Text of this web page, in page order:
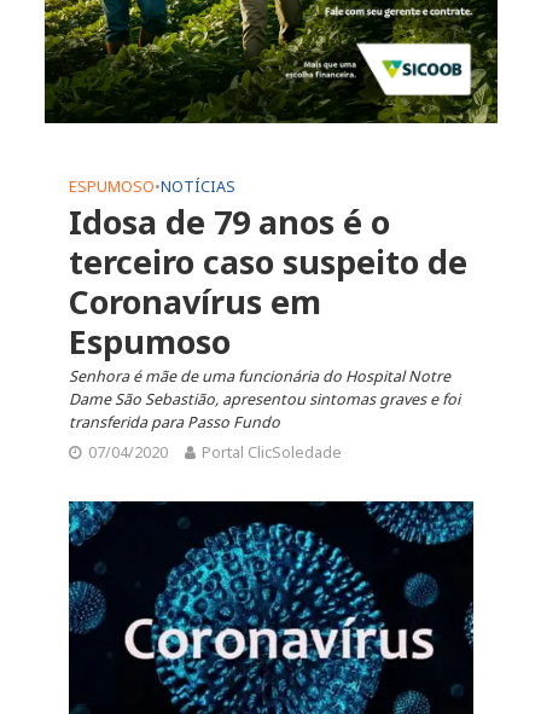
ESPUMOSO•NOTÍCIAS
Idosa de 79 anos é o
terceiro caso suspeito de
Coronavírus em
Espumoso
Senhora é mãe de uma funcionária do Hospital Notre
Dame São Sebastião, apresentou sintomas graves e foi
transferida para Passo Fundo
07/04/2020
Portal ClicSoledade